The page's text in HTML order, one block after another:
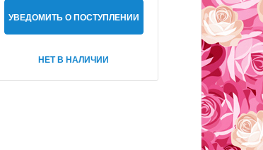
УВЕДОМИТЬ О ПОСТУПЛЕНИИ
НЕТ В НАЛИЧИИ